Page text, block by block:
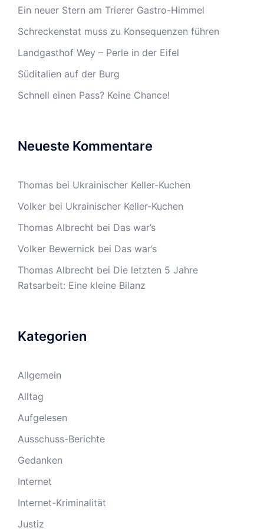
Ein neuer Stern am Trierer Gastro-Himmel
Schreckenstat muss zu Konsequenzen führen
Landgasthof Wey – Perle in der Eifel
Süditalien auf der Burg
Schnell einen Pass? Keine Chance!
Neueste Kommentare
Thomas bei Ukrainischer Keller-Kuchen
Volker bei Ukrainischer Keller-Kuchen
Thomas Albrecht bei Das war’s
Volker Bewernick bei Das war’s
Thomas Albrecht bei Die letzten 5 Jahre
Ratsarbeit: Eine kleine Bilanz
Kategorien
Allgemein
Alltag
Aufgelesen
Ausschuss-Berichte
Gedanken
Internet
Internet-Kriminalität
Justiz